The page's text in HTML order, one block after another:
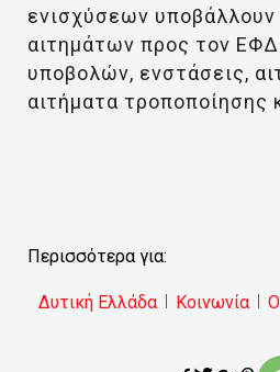
ενισχύσεων
αιτημάτων προς τον
υποβολών, ενστάσεις,
αιτήματα τροποποίησης
Περισσότερα για:
Δυτική Ελλάδα Κοινωνία